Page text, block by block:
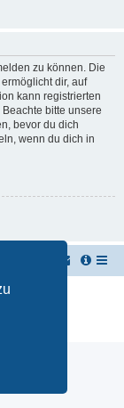
zu können. Die
dir, auf
kann registrierten
bitte unsere
bevor du dich
wenn du dich in
Limited